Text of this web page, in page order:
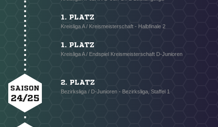
1. PLATZ
Kreisliga A / Kreismeisterschaft - Halbfinale 2
1. PLATZ
Kreisliga A / Endspiel Kreismeisterschaft D-Junioren
SAISON
24/25
2. PLATZ
Bezirksliga / D-Junioren - Bezirksliga, Staffel 1